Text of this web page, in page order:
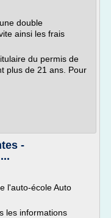
double
ainsi les frais
du permis de
plus de 21 ans. Pour
-
l'auto-école Auto
les informations